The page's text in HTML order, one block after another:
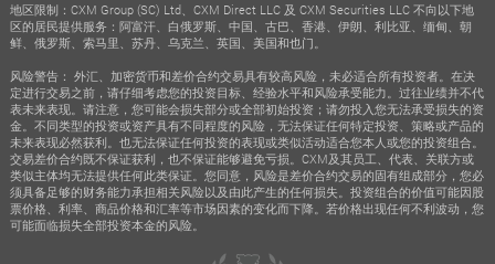
地区限制：CXM Group (SC) Ltd、CXM Direct LLC 及 CXM Securities LLC 不向以下地
区的居民提供服务：阿富汗、白俄罗斯、中国、古巴、香港、伊朗、利比亚、缅甸、朝
鲜、俄罗斯、索马里、苏丹、乌克兰、英国、美国和也门。
风险警告： 外汇、加密货币和差价合约交易具有较高风险，未必适合所有投资者。在决
定进行交易之前，请仔细考虑您的投资目标、经验水平和风险承受能力。过往业绩并不代
表未来表现。请注意，您可能会损失部分或全部初始投资；请勿投入您无法承受损失的资
金。不同类型的投资或资产具有不同程度的风险，无法保证任何特定投资、策略或产品的
未来表现必然获利。也无法保证任何投资的表现或类似活动适合您本人或您的投资组合。
交易差价合约既不保证获利，也不保证能够避免亏损。CXM及其员工、代表、关联方或
类似主体均无法提供任何此类保证。您同意，风险是差价合约交易的固有组成部分，您必
须具备足够的财务能力承担相关风险以及由此产生的任何损失。投资组合的价值可能因股
票价格、利率、商品价格和汇率等市场因素的变化而下降。若价格出现任何不利波动，您
可能面临损失全部投资本金的风险。